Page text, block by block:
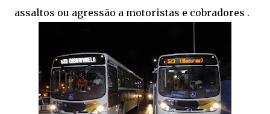
assaltos ou agressão a motoristas e cobradores .